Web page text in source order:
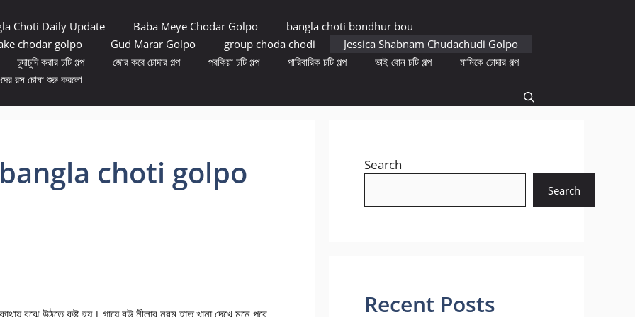
Choti Daily Update Baba Meye Chodar Golpo
bangla choti bondhur bou
chodar golpo Gud Marar Golpo group choda chodi
Jessica Shabnam Chudachudi Golpo
চুদাচুদি করার চটি গল্প জোর করে চোদার গল্প পরকিয়া চটি গল্প পারিবারিক চটি গল্প ভাই বোন চটি গল্প
মামিকে চোদার গল্প
রস চোষা শুরু করলো
choti golpo Search
Search
Recent Posts